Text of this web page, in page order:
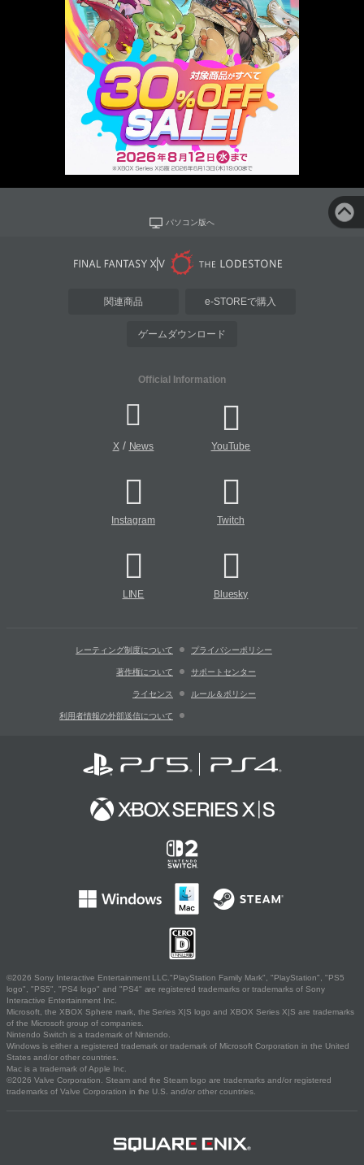
パソコン版へ
関連商品 e-STOREで購入
ゲームダウンロード
Official Information
X/ News YouTube
Instagram Twitch
LINE Bluesky
レーティング制度について プライバシーポリシー
著作権について サポートセンター
ライセンス ルール＆ポリシー
利用者情報の外部送信について
©2026 Sony Interactive Entertainment LLC."PlayStation Family Mark", "PlayStation", "PS5
logo", "PS5", "PS4 logo" and "PS4" are registered trademarks or trademarks of Sony
Interactive Entertainment Inc.
Microsoft, the XBOX Sphere mark, the Series X|S logo and XBOX Series X|S are trademarks
of the Microsoft group of companies.
Nintendo Switch is a trademark of Nintendo.
Windows is either a registered trademark or trademark of Microsoft Corporation in the United
States and/or other countries.
Mac is a trademark of Apple Inc.
©2026 Valve Corporation. Steam and the Steam logo are trademarks and/or registered
trademarks of Valve Corporation in the U.S. and/or other countries.